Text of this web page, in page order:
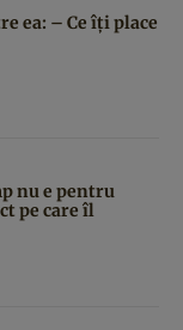
ea: – Ce îți place
nu e pentru
pe care îl